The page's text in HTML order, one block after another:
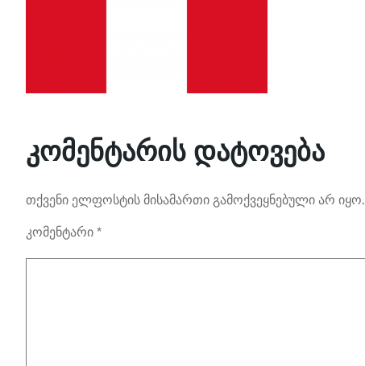
კომენტარის დატოვება
თქვენი ელფოსტის მისამართი გამოქვეყნებული არ იყო.
კომენტარი *